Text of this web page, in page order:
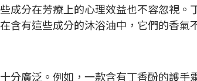
成分在芳療上的心理效益也不容忽視
含有這些成分的沐浴油中，它們的香氣
分廣泛。例如，一款含有丁香酚的護